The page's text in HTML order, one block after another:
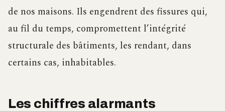
de nos maisons. Ils engendrent des fissures qui,
au fil du temps, compromettent l’intégrité
structurale des bâtiments, les rendant, dans
certains cas, inhabitables.
Les chiffres alarmants